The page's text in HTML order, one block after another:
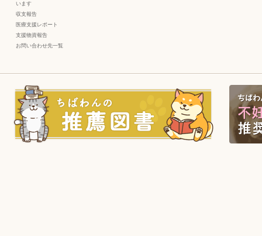
います
収支報告
医療支援レポート
支援物資報告
お問い合わせ先一覧